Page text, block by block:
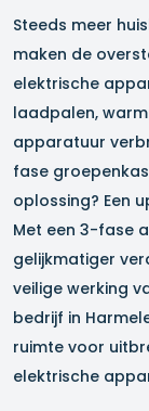
Steeds meer
maken de
elektrische
laadpalen,
apparatuur
fase
oplossing? Een
Met een 3-fase
gelijkmatiger
veilige werking
bedrijf in
ruimte voor
elektrische